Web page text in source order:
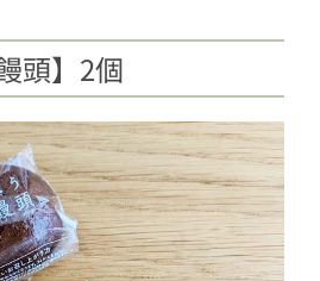
頭】2個